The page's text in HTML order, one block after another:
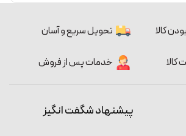
کالا تحویل سریع و آسان
کالا خدمات پس از فروش
پیشنهاد شگفت انگیز